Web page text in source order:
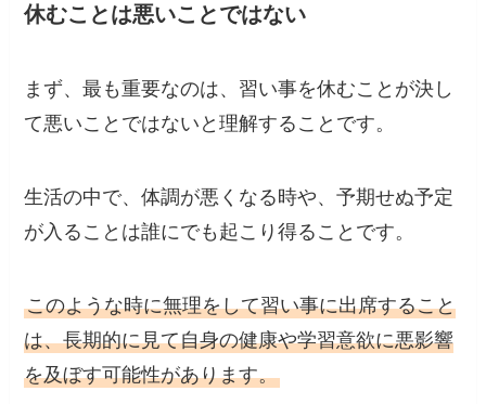
休むことは悪いことではない
まず、最も重要なのは、習い事を休むことが決し
て悪いことではないと理解することです。
生活の中で、体調が悪くなる時や、予期せぬ予定
が入ることは誰にでも起こり得ることです。
このような時に無理をして習い事に出席すること
は、長期的に見て自身の健康や学習意欲に悪影響
を及ぼす可能性があります。